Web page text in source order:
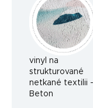
vinyl na
strukturované
netkané textilii -
Beton